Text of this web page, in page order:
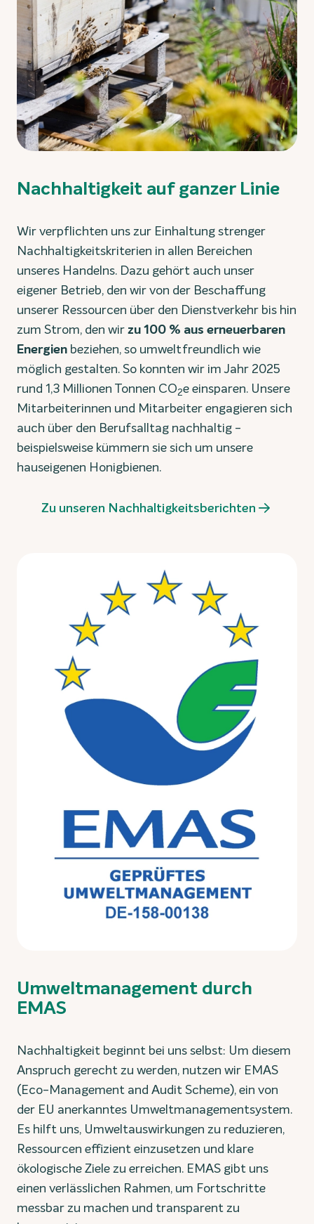
Nachhaltigkeit auf ganzer Linie
Wir verpflichten uns zur Einhaltung strenger
Nachhaltigkeitskriterien in allen Bereichen
unseres Handelns. Dazu gehört auch unser
eigener Betrieb, den wir von der Beschaffung
unserer Ressourcen über den Dienstverkehr bis hin
zum Strom, den wirzu 100 % aus erneuerbaren
Energien beziehen, so umweltfreundlich wie
möglich gestalten. So konnten wir im Jahr 2025
rund 1,3 Millionen Tonnen CO2e einsparen. Unsere
Mitarbeiterinnen und Mitarbeiter engagieren sich
auch über den Berufsalltag nachhaltig -
beispielsweise kümmern sie sich um unsere
hauseigenen Honigbienen.
Zu unseren Nachhaltigkeitsberichten
Umweltmanagement durch
EMAS
Nachhaltigkeit beginnt bei uns selbst: Um diesem
Anspruch gerecht zu werden, nutzen wir EMAS
(Eco-Management and Audit Scheme), ein von
der EU anerkanntes Umweltmanagementsystem.
Es hilft uns, Umweltauswirkungen zu reduzieren,
Ressourcen effizient einzusetzen und klare
ökologische Ziele zu erreichen. EMAS gibt uns
einen verlässlichen Rahmen, um Fortschritte
messbar zu machen und transparent zu